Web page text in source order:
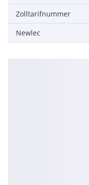
Zolltarifnummer
Newlec